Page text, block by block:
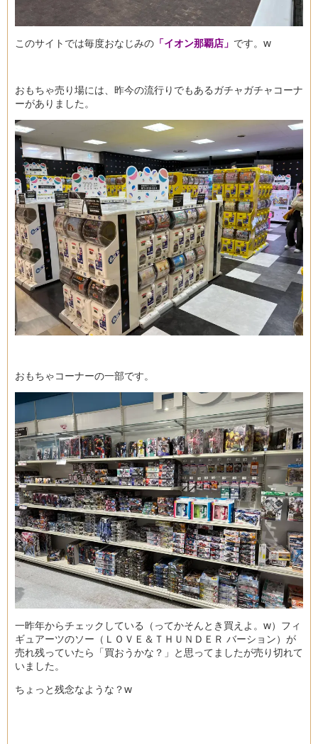
このサイトでは毎度おなじみの 「イオン那覇店」 です。w
おもちゃ売り場には、昨今の流行りでもあるガチャガチャコーナ
ーがありました。
おもちゃコーナーの一部です。
一昨年からチェックしている（ってかそんとき買えよ。w）フィ
ギュアーツのソー（ＬＯＶＥ＆ＴＨＵＮＤＥＲ バーション）が
売れ残っていたら「買おうかな？」と思ってましたが売り切れて
いました。
ちょっと残念なような？w